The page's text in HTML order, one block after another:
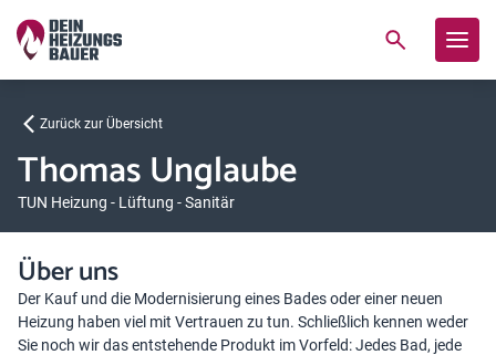
Zurück zur Übersicht
Thomas Unglaube
TUN Heizung - Lüftung - Sanitär
Über uns
Der Kauf und die Modernisierung eines Bades oder einer neuen
Heizung haben viel mit Vertrauen zu tun. Schließlich kennen weder
Sie noch wir das entstehende Produkt im Vorfeld: Jedes Bad, jede